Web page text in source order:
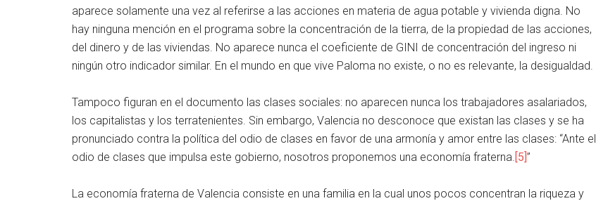
aparece solamente una vez al referirse a las acciones en materia de agua potable y vivienda digna. No
hay ninguna mención en el programa sobre la concentración de la tierra, de la propiedad de las acciones,
del dinero y de las viviendas. No aparece nunca el coeficiente de GINI de concentración del ingreso ni
ningún otro indicador similar. En el mundo en que vive Paloma no existe, o no es relevante, la desigualdad.
Tampoco figuran en el documento las clases sociales: no aparecen nunca los trabajadores asalariados,
los capitalistas y los terratenientes. Sin embargo, Valencia no desconoce que existan las clases y se ha
pronunciado contra la política del odio de clases en favor de una armonía y amor entre las clases: “Ante el
odio de clases que impulsa este gobierno, nosotros proponemos una economía fraterna.[5]”
La economía fraterna de Valencia consiste en una familia en la cual unos pocos concentran la riqueza y